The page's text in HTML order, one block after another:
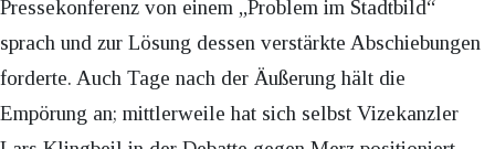
Pressekonferenz von einem „Problem im Stadtbild“
sprach und zur Lösung dessen verstärkte Abschiebungen
forderte. Auch Tage nach der Äußerung hält die
Empörung an; mittlerweile hat sich selbst Vizekanzler